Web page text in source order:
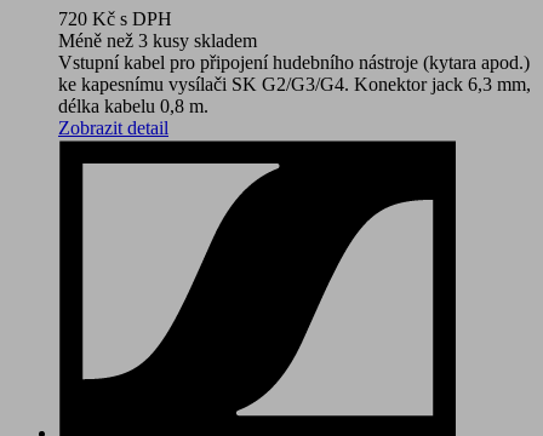
720 Kč s DPH
Méně než 3 kusy skladem
Vstupní kabel pro připojení hudebního nástroje (kytara apod.)
ke kapesnímu vysílači SK G2/G3/G4. Konektor jack 6,3 mm,
délka kabelu 0,8 m.
Zobrazit detail